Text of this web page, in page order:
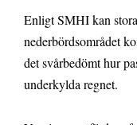
Enligt SMHI kan
nederbördsområdet
det svårbedömt hur
underkylda regnet.